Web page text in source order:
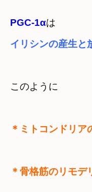
PGC-1α
イリシンの産生と
このように
＊ミトコンドリ
＊骨格筋のリモ